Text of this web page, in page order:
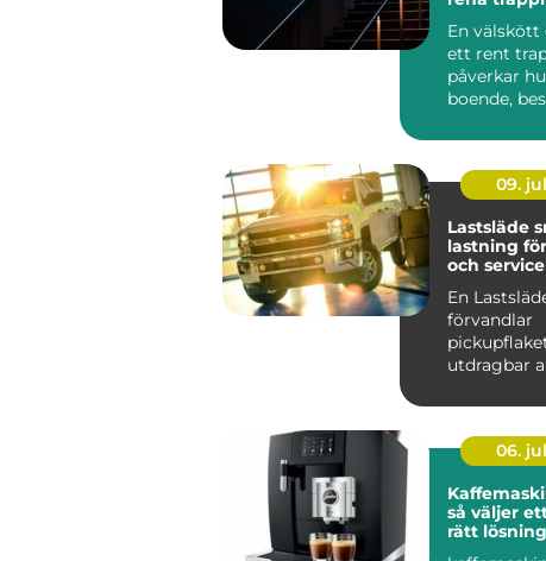
En välskött
ett rent
påverkar
boende,
...
09. jul
Lastsläde smartare
lastning
och
En
förvandlar
utdragbar
på knän...
06. jul
så väljer
rätt